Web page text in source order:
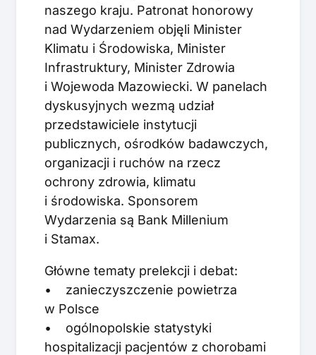
naszego kraju. Patronat honorowy
nad Wydarzeniem objęli Minister
Klimatu i Środowiska, Minister
Infrastruktury, Minister Zdrowia
i Wojewoda Mazowiecki. W panelach
dyskusyjnych wezmą udział
przedstawiciele instytucji
publicznych, ośrodków badawczych,
organizacji i ruchów na rzecz
ochrony zdrowia, klimatu
i środowiska. Sponsorem
Wydarzenia są Bank Millenium
i Stamax.
Główne tematy prelekcji i debat:
• zanieczyszczenie powietrza
w Polsce
• ogólnopolskie statystyki
hospitalizacji pacjentów z chorobami